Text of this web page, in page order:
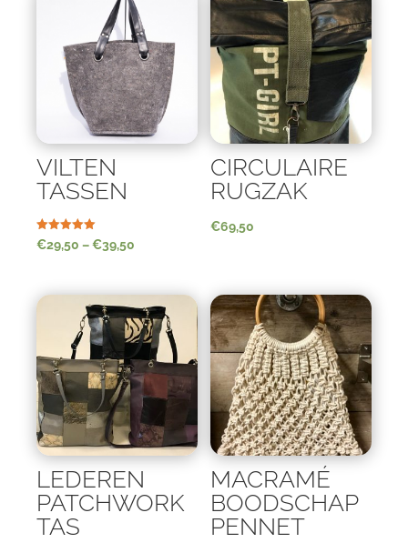
VILTEN
TASSEN
Waardering
5.00
€29,50 –€39,50
CIRCULAIRE
RUGZAK
€69,50
LEDEREN
PATCHWORK
TAS
MACRAMÉ
BOODSCHAP
PENNET